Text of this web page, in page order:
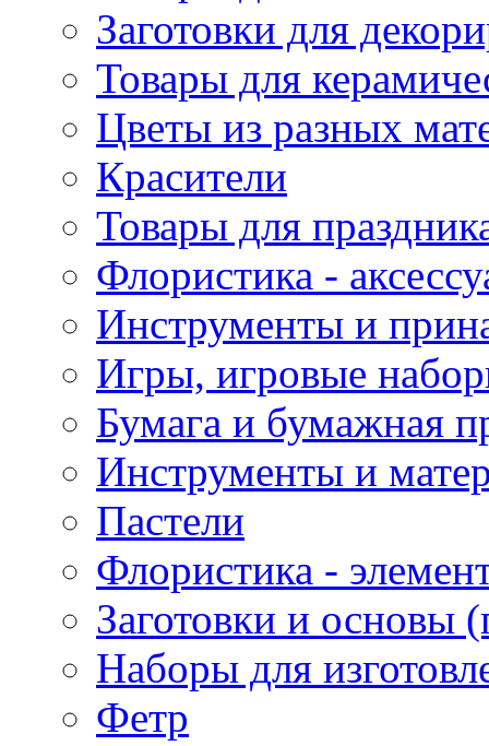
Заготовки для
Товары для
Цветы из разных
Красители
Товары для
Флористика -
Инструменты и
Игры, игровые
Бумага и бумажная
Инструменты и
Пастели
Флористика -
Заготовки и основы
Наборы для
Фетр